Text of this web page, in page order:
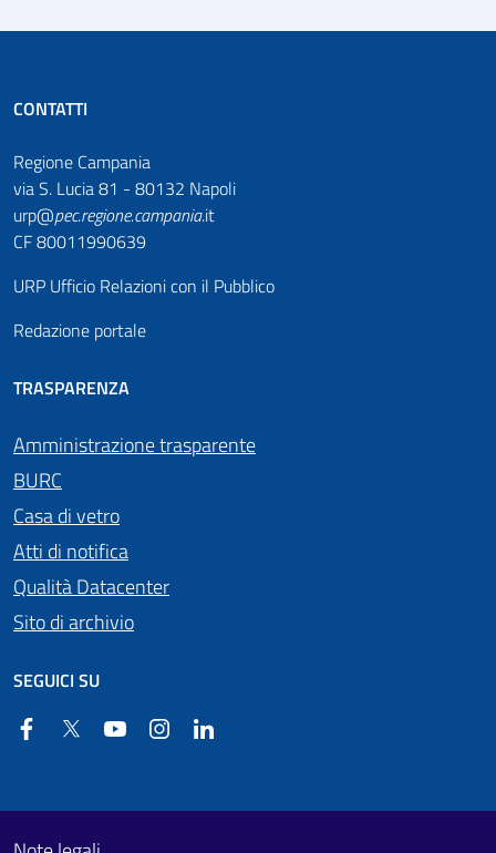
CONTATTI
Regione Campania
via S. Lucia 81 - 80132 Napoli
urp@pec.regione.campania.it
CF 80011990639
URP Ufficio Relazioni con il Pubblico
Redazione portale
TRASPARENZA
Amministrazione trasparente
BURC
Casa di vetro
Atti di notifica
Qualità Datacenter
Sito di archivio
SEGUICI SU
FacebookTwitter YouTube Instagram
Footer First
Useful links section